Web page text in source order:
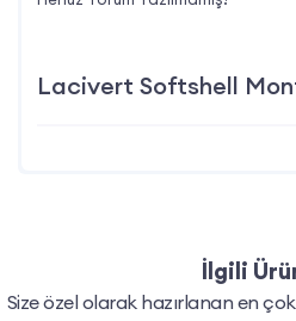
Lacivert Softshell
İlgili
Size özel olarak hazırlanan en